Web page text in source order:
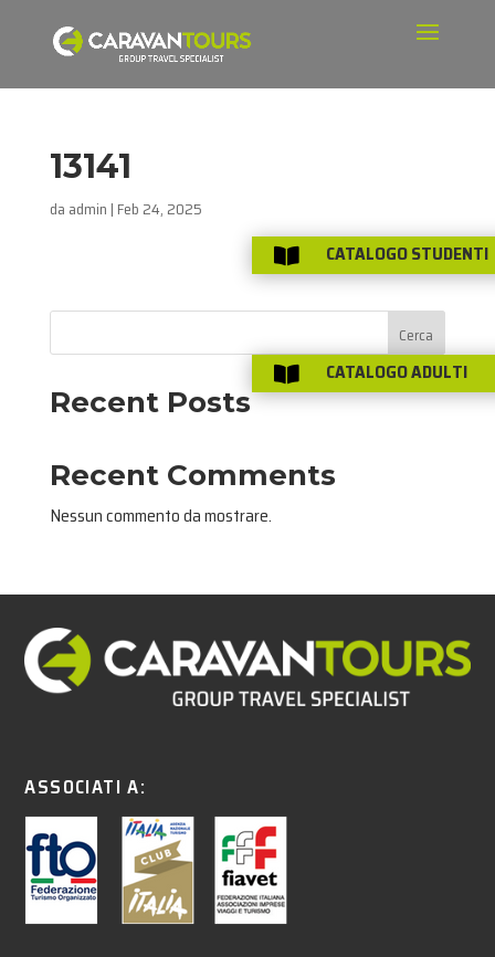
13141
da admin | Feb 24, 2025
Cerca
Recent Posts
Recent Comments
Nessun commento da mostrare.
ASSOCIATI A:
 CATALOGO STUDENTI
 CATALOGO ADULTI